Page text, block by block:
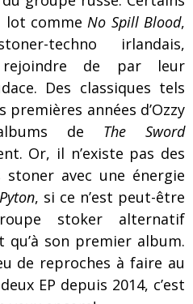
lot commeNo Spill Blood,
techno irlandais,
de par leur
Des classiques tels
premières années d’Ozzy
de The Sword
Or, il n’existe pas des
avec une énergie
Pyton, si ce n’est peut-être
stoker alternatif
qu’à son premier album.
de reproches à faire au
EP depuis 2014, c’est